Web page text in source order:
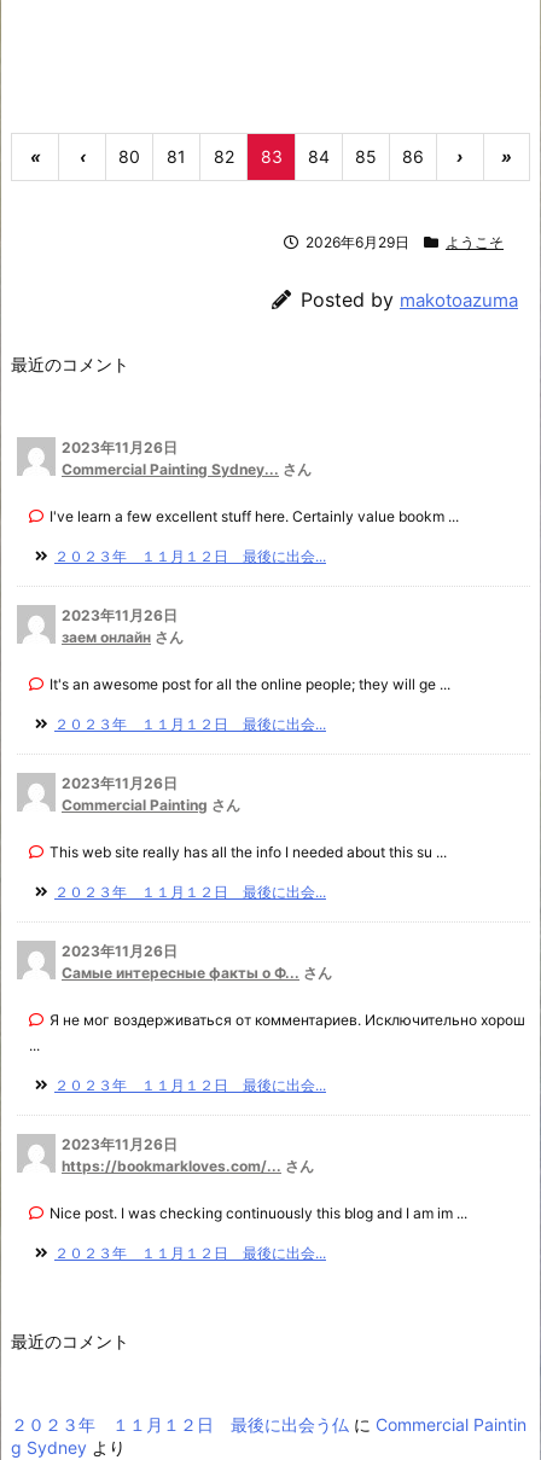
« ‹ 80 81 82 83 84 85 86 › »
2026年6月29日 ようこそ
Posted by makotoazuma
最近のコメント
2023年11月26日
Commercial Painting Sydney... さん
I've learn a few excellent stuff here. Certainly value bookm ...
２０２３年 １１月１２日 最後に出会...
2023年11月26日
заем онлайн さん
It's an awesome post for all the online people; they will ge ...
２０２３年 １１月１２日 最後に出会...
2023年11月26日
Commercial Painting さん
This web site really has all the info I needed about this su ...
２０２３年 １１月１２日 最後に出会...
2023年11月26日
Самые интересные факты о Ф... さん
Я не мог воздерживаться от комментариев. Исключительно хорош
...
２０２３年 １１月１２日 最後に出会...
2023年11月26日
https://bookmarkloves.com/... さん
Nice post. I was checking continuously this blog and I am im ...
２０２３年 １１月１２日 最後に出会...
最近のコメント
２０２３年 １１月１２日 最後に出会う仏 に Commercial Paintin
g Sydney より